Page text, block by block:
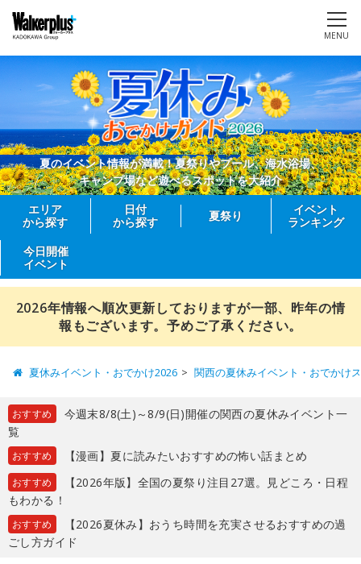
MENU
夏のイベント情報が満載！夏祭りやプール、海水浴場、
キャンプ場など遊べるスポットを大紹介
エリア
から探す
日付
から探す
夏祭り
イベント
ランキング
今日開催
イベント
2026年情報へ順次更新しておりますが一部、昨年の情
報もございます。予めご了承ください。
夏休みイベント・おでかけ2026 関西の夏休みイベント・おでかけ
おすすめ
今週末8/8(土)～8/9(日)開催の関西の夏休みイベント一
覧
おすすめ 【漫画】夏に読みたいおすすめの怖い話まとめ
おすすめ
【2026年版】全国の夏祭り注目27選。見どころ・日程
もわかる！
おすすめ
【2026夏休み】おうち時間を充実させるおすすめの過
ごし方ガイド